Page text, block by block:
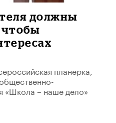
должны
чтобы
планерка,
«Школа – наше дело»